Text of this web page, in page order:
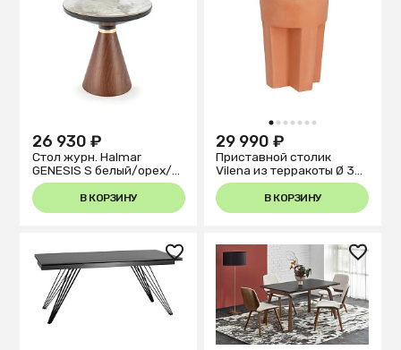
26 930 ₽
Стол журн. Halmar
GENESIS S белый/орех/
золот.
В КОРЗИНУ
1 2 3 4 5 6 7
29 990 ₽
Приставной столик
Vilena из терракоты Ø 33
см
В КОРЗИНУ